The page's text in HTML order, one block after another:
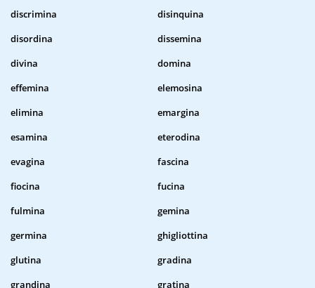
discrimina
disinquina
disordina
dissemina
divina
domina
effemina
elemosina
elimina
emargina
esamina
eterodina
evagina
fascina
fiocina
fucina
fulmina
gemina
germina
ghigliottina
glutina
gradina
grandina
gratina